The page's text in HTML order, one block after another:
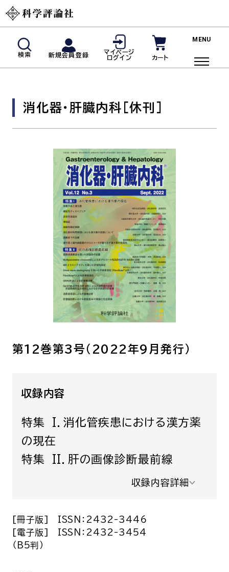
検索 新規会員登録
マイページ
ログイン
カート
新規会員登録
マイページログイン
よくあるご質問
雑誌
脳神経内科(神経内科)
臨床免疫・アレルギー科
呼吸器内科
皮膚科
循環器内科
腎臓内科
消化器・肝臓内科 [休刊]
第12巻第3号（2022年9月発行）
収録内容
特集 I．消化管疾患における漢方薬
の現在
特集 II．肝の画像診断最前線
収録内容詳細
[冊子版]
ISSN：2432-3446
[電子版]
ISSN：2432-3454
（B5判）